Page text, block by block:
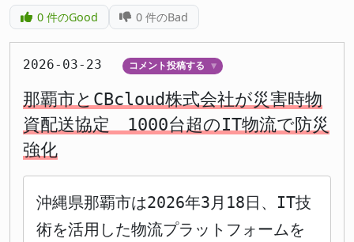
0件のGood 0 件のBad
2026-03-23 コメント投稿する ▼
那覇市とCBcloud株式会社が災害時物
資配送協定 1000台超のIT物流で防災
強化
沖縄県那覇市は2026年3月18日、IT技
術を活用した物流プラットフォームを